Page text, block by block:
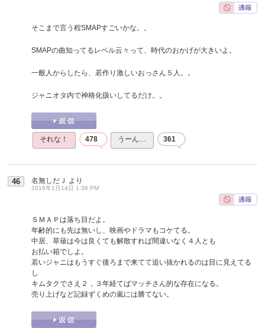
そこまで言う程SMAPすごいかな。。
SMAPの曲知ってるレベル云々って、時代のおかげが大きいよ。
一般人からしたら、若作り激しいおっさん５人。。
ジャニオタ内で神格化扱いしてるだけ。。
それな！ 478 うーん… 361
46 名無しだＪ より
2016年1月14日 1:36 PM
ＳＭＡＰは落ち目だよ。
年齢的にも先は無いし、映画やドラマもコケてる。
中居、草薙は今は良くても解散すれば間違いなく４人とも
お払い箱でしよ。
若いジャニはもうすぐ後ろまで来てて追い抜かれるのは目に見えてる
し
キムタクでさえ２，３年経てばマッチさん的な存在になる。
売り上げなど記録ずくめの嵐には勝てない。